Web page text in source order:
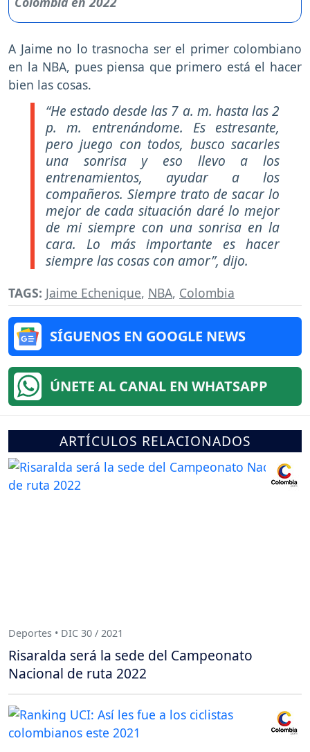
A Jaime no lo trasnocha ser el primer colombiano
en la NBA, pues piensa que primero está el hacer
bien las cosas.
“He estado desde las 7 a. m. hasta las 2
p. m. entrenándome. Es estresante,
pero juego con todos, busco sacarles
una sonrisa y eso llevo a los
entrenamientos, ayudar a los
compañeros. Siempre trato de sacar lo
mejor de cada situación daré lo mejor
de mi siempre con una sonrisa en la
cara. Lo más importante es hacer
siempre las cosas con amor”, dijo.
TAGS: Jaime Echenique, NBA, Colombia
SÍGUENOS EN GOOGLE NEWS
ÚNETE AL CANAL EN WHATSAPP
ARTÍCULOS RELACIONADOS
Deportes • DIC 30 / 2021
Risaralda será la sede del Campeonato
Nacional de ruta 2022